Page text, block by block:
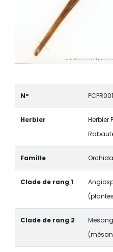
N°
Herbier
Herbier
Famille
Clade de rang 1
Clade de rang 2